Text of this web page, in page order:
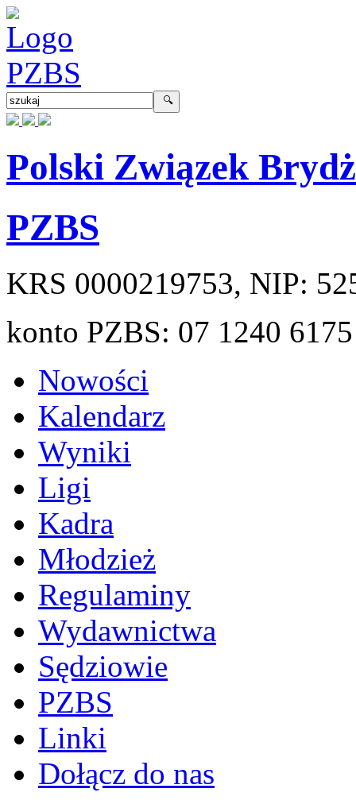
Polski Związek
PZBS
KRS 0000219753, NIP:
konto PZBS: 07 1240
Nowości
Kalendarz
Wyniki
Ligi
Kadra
Młodzież
Regulaminy
Wydawnictwa
Sędziowie
PZBS
Linki
Dołącz do nas